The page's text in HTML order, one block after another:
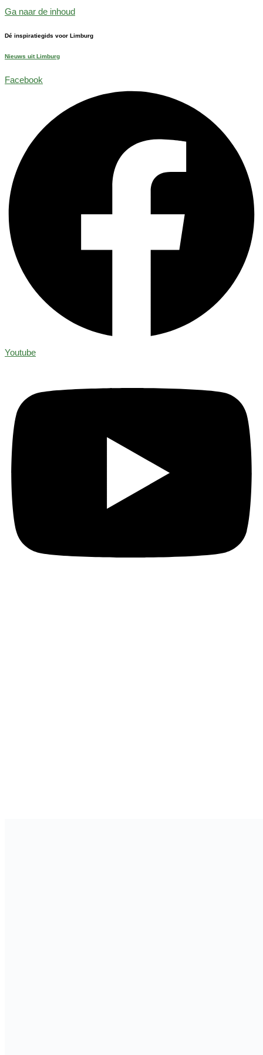
Ga naar de inhoud
Dé inspiratiegids voor Limburg
Nieuws uit Limburg
Facebook
Youtube